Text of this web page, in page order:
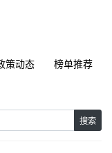
策动态
榜单推荐
搜索